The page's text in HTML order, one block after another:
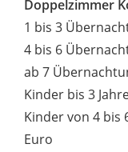
Doppelzimmer
1 bis 3
4 bis 6
ab 7
Kinder bis 3
Kinder von 4 bis
Euro